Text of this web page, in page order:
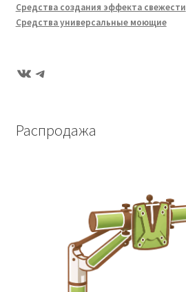
Средства создания эффекта свежести
Средства универсальные моющие
ВКонтакте
Telegram
Распродажа